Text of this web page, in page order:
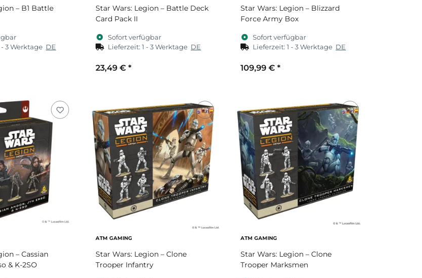
– B1 Battle
- 3 Werktage DE
Star Wars: Legion – Battle Deck
Card Pack II
Sofort verfügbar
Lieferzeit:1 - 3 Werktage DE
23,49 € *
Star Wars: Legion – Blizzard
Force Army Box
Sofort verfügbar
Lieferzeit:1 - 3 Werktage DE
109,99 € *
– Cassian
& K-2SO
ATM GAMING
Star Wars: Legion – Clone
Trooper Infantry
ATM GAMING
Star Wars: Legion – Clone
Trooper Marksmen